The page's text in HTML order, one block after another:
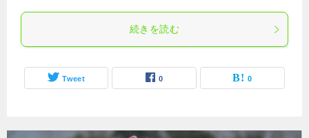
続きを読む
Tweet 0 0